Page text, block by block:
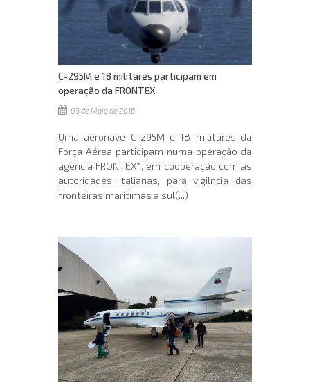
C-295M e 18 militares participam em
operação da FRONTEX
03 de Maio de 2016
Uma aeronave C-295M e 18 militares da
Força Aérea participam numa operação da
agência FRONTEX*, em cooperação com as
autoridades italianas, para vigilncia das
fronteiras marítimas a sul(...)